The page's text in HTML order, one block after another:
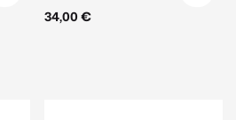
34,00€